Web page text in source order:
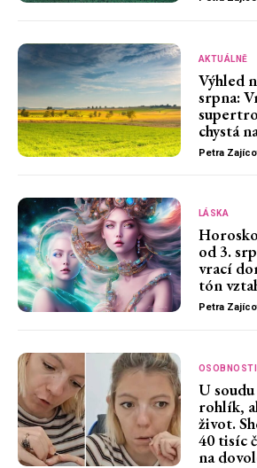
AKTUÁLNĚ
Výhled
srpna:
chystá
Petra
LÁSKA
od 3.
vrací
tón
Petra
OSOBNOSTI
U
rohlík,
život.
40 tisíc
na